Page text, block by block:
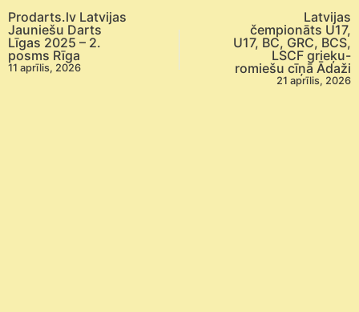
šaušanā
Tukums/Dobele
Prodarts.lv Latvijas
Jauniešu Darts
Līgas 2025 – 2.
posms Rīga
11 aprīlis, 2026
Latvijas
čempionāts U17,
U17, BC, GRC, BCS,
LSCF grieķu-
romiešu cīņā Ādaži
21 aprīlis, 2026